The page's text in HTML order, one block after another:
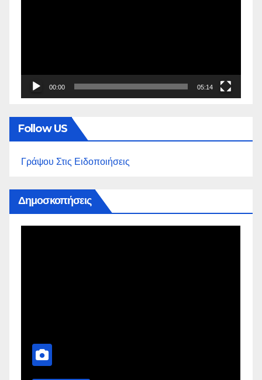
00:00 05:14
Follow US
Γράψου Στις Ειδοποιήσεις
Δημοσκοπήσεις